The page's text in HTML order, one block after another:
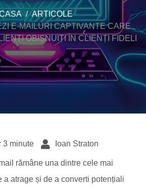
ARTICOLE
E-MAILURI CAPTIVANTE CARE
OBIȘNUIȚI ÎN CLIENȚI FIDELI
3 minute Ioan Straton
rămâne una dintre cele mai
a atrage și de a converti potențiali